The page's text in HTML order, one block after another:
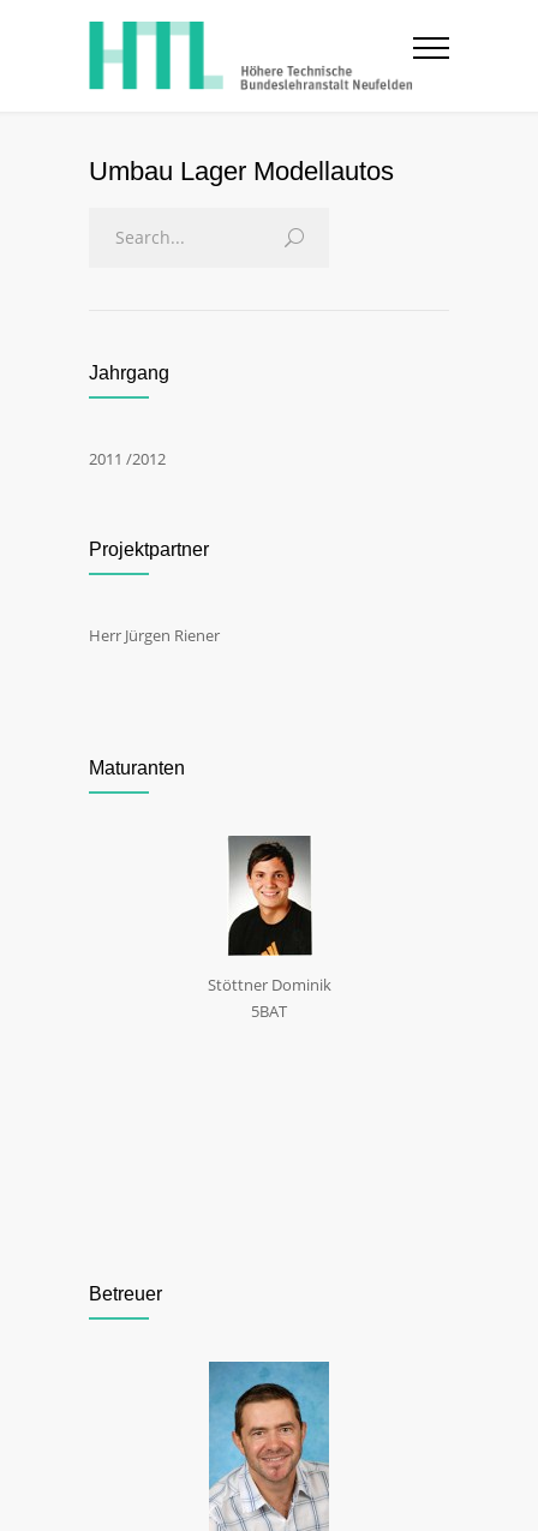
Umbau Lager Modellautos
Jahrgang
2011 /2012
Projektpartner
Herr Jürgen Riener
Maturanten
Stöttner Dominik
5BAT
Betreuer